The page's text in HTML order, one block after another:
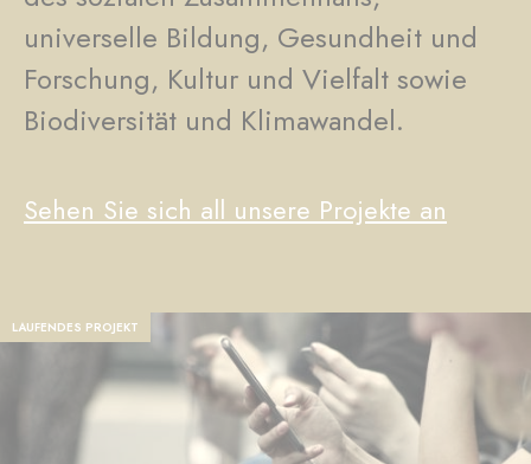
universelle Bildung, Gesundheit und
Forschung, Kultur und Vielfalt sowie
Biodiversität und Klimawandel.
Sehen Sie sich all unsere Projekte an
LAUFENDES PROJEKT